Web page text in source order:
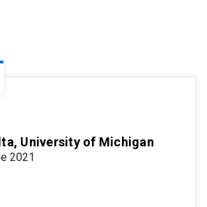
University of Michigan
2021